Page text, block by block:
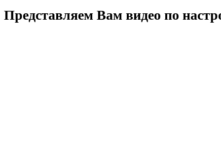
Представляем Вам видео по